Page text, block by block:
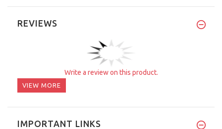
REVIEWS
Write a review on this product.
VIEW MORE
IMPORTANT LINKS